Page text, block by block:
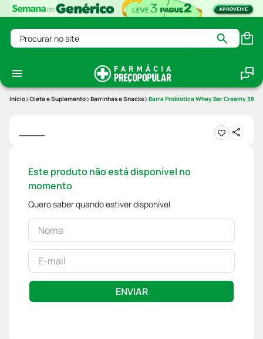
Procurar no site
Dieta e Suplemento Barrinhas e Snacks Barra Probiotica Whey Bar Creamy 38g
Este produto não está disponível no
momento
Quero saber quando estiver disponível
ENVIAR